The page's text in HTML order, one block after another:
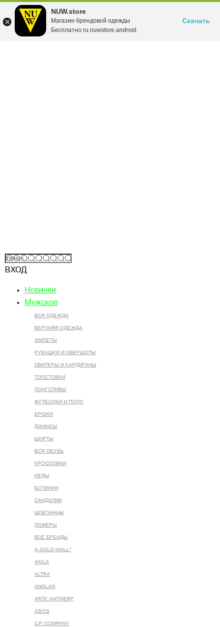
NUW.store
Магазин брендовой одежды
Бесплатно ru.nuwstore.android
Скачать
ВХОД
Новинки
Мужское
ВСЯ ОДЕЖДА
ВЕРХНЯЯ ОДЕЖДА
ЖИЛЕТЫ
РУБАШКИ И ОВЕРШОТЫ
СВИТЕРЫ И КАРДИГАНЫ
ТОЛСТОВКИ
ЛОНГСЛИВЫ
ФУТБОЛКИ И ПОЛО
БРЮКИ
ДЖИНСЫ
ШОРТЫ
ВСЯ ОБУВЬ
КРОССОВКИ
КЕДЫ
БОТИНКИ
САНДАЛИИ
ШЛЕПАНЦЫ
ЛОФЕРЫ
ВСЕ БРЕНДЫ
A-COLD-WALL*
AKILA
ALTRA
ANGLAN
ARTE ANTWERP
ASICS
C.P. COMPANY